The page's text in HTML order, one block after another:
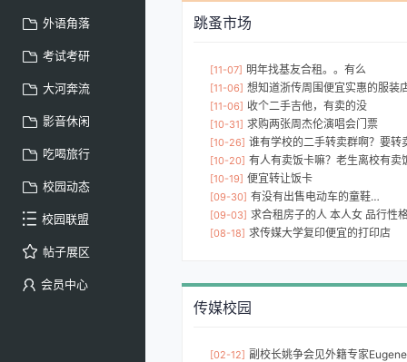
外语角落
考试考研
大河奔流
影音休闲
吃喝旅行
校园动态
校园联盟
帖子展区
会员中心
跳蚤市场
[11-07] 明年找基友合租。。有么
[11-06] 想知道浙传周围便宜实惠的服装
[11-06] 收个二手吉他，有卖的没
[10-31] 求购两张周杰伦演唱会门票
[10-26] 谁有学校的二手转卖群啊？要转
[10-20] 有人有卖饭卡嘛？老生离校有卖
[10-19] 便宜转让饭卡
[09-30] 有没有出售电动车的童鞋…
[09-03] 求合租房子的人 本人女 品行性格良好
[08-18] 求传媒大学复印便宜的打印店
传媒校园
[02-12] 副校长姚争会见外籍专家